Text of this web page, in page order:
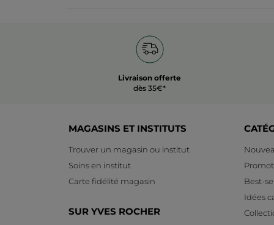
Livraison offerte
dès 35€*
MAGASINS ET INSTITUTS
Trouver un magasin ou institut
Soins en institut
Carte fidélité magasin
SUR YVES ROCHER
Best-
Idées